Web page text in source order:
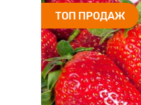
ТОП ПРОДАЖ